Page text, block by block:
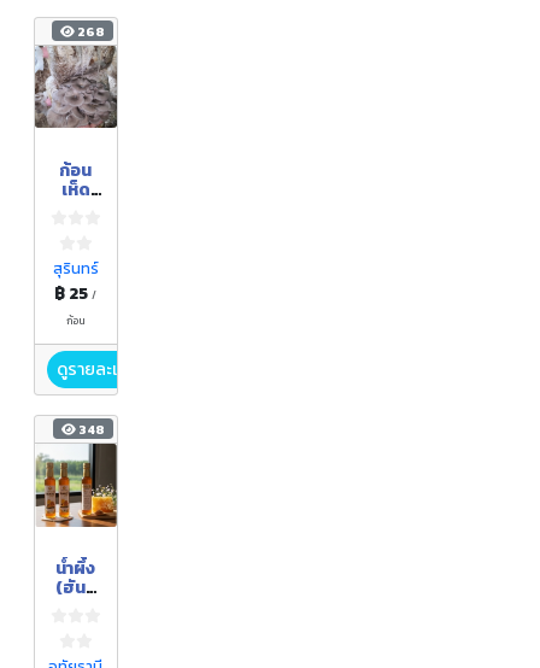
268
ก้อน
เห็ด
สุรินทร์
฿ 25/
ก้อน
ดูรายละเอียด
348
น้ำผึ้ง
(ฮันนี